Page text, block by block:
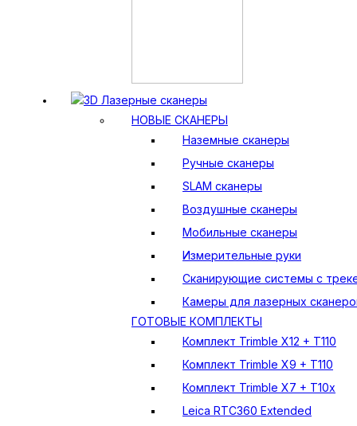
3D Лазерные сканеры
НОВЫЕ СКАНЕРЫ
Наземные сканеры
Ручные сканеры
SLAM сканеры
Воздушные сканеры
Мобильные сканеры
Измерительные руки
Сканирующие системы с
Камеры для лазерных
ГОТОВЫЕ КОМПЛЕКТЫ
Комплект Trimble X12 + T110
Комплект Trimble X9 + T110
Комплект Trimble X7 + T10x
Leica RTC360 Extended